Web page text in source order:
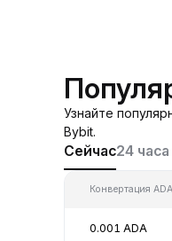
Узнайте
Bybit.
Сейчас24
Конвертация
0.001 ADA